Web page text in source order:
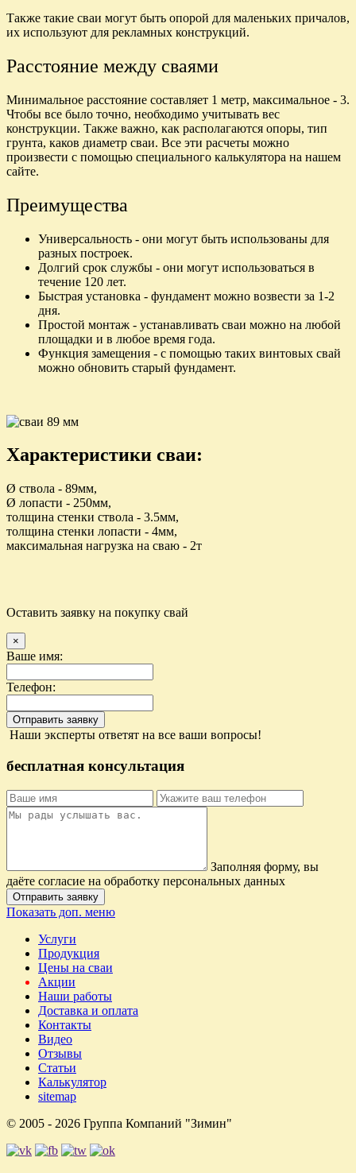
Также такие сваи могут быть опорой для маленьких причалов,
их используют для рекламных конструкций.
Расстояние между сваями
Минимальное расстояние составляет 1 метр, максимальное - 3.
Чтобы все было точно, необходимо учитывать вес
конструкции. Также важно, как располагаются опоры, тип
грунта, каков диаметр сваи. Все эти расчеты можно
произвести с помощью специального калькулятора на нашем
сайте.
Преимущества
Универсальность - они могут быть использованы для
разных построек.
Долгий срок службы - они могут использоваться в
течение 120 лет.
Быстрая установка - фундамент можно возвести за 1-2
дня.
Простой монтаж - устанавливать сваи можно на любой
площадки и в любое время года.
Функция замещения - с помощью таких винтовых свай
можно обновить старый фундамент.
Характеристики сваи:
Ø ствола - 89мм,
Ø лопасти - 250мм,
толщина стенки ствола - 3.5мм,
толщина стенки лопасти - 4мм,
максимальная нагрузка на сваю - 2т
Оставить заявку на покупку свай
×
Ваше имя:
Телефон:
Отправить заявку
Наши эксперты ответят на все ваши вопросы!
бесплатная консультация
Заполняя форму, вы
даёте согласие на обработку персональных данных
Отправить заявку
Показать доп. меню
Услуги
Продукция
Цены на сваи
Акции
Наши работы
Доставка и оплата
Контакты
Видео
Отзывы
Статьи
Калькулятор
sitemap
© 2005 - 2026 Группа Компаний "Зимин"